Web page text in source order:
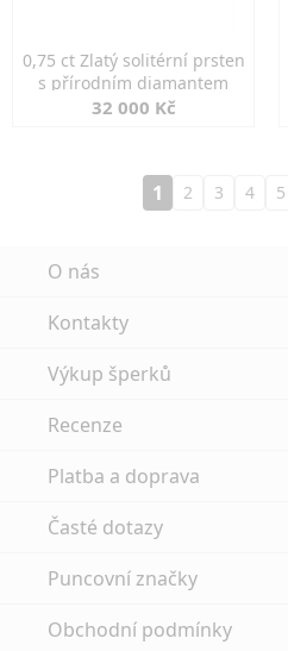
0,75 ct Zlatý solitérní prsten
s přírodním diamantem
32 000 Kč
1 2 3 4 5
O nás
Kontakty
Výkup šperků
Recenze
Platba a doprava
Časté dotazy
Puncovní značky
Obchodní podmínky